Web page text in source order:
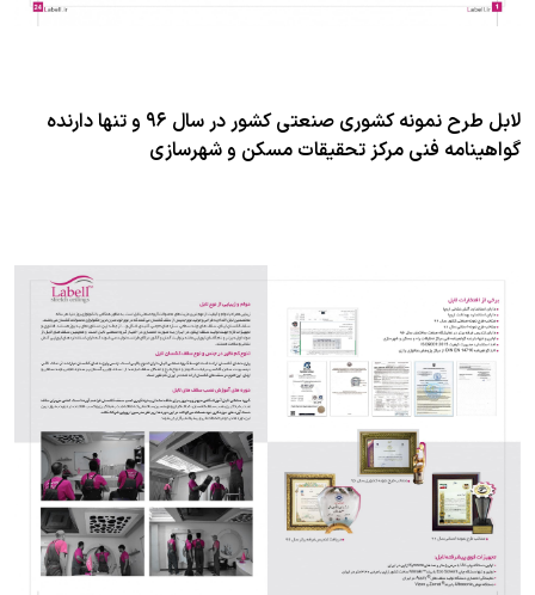
لابل طرح نمونه کشوری صنعتی کشور در سال ۹۶ و تنها دارنده
گواهینامه فنی مرکز تحقیقات مسکن و شهرسازی